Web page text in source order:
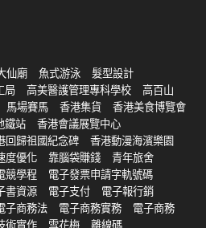
仙廟 魚式游泳
髮型設計
局 高美醫護管理專科學校
高百山
馬場賽馬 香港集貨
香港美食博覽會
鐵站
香港會議展覽中心
回歸祖國紀念碑
香港動漫海濱樂園
度優化 靠腦袋賺錢
青年旅舍
競學程
電子發票申請字軌號碼
書資源 電子支付
電子報行銷
子商務法 電子商務實務
電子商務
術實作 雪花梅 離線碼